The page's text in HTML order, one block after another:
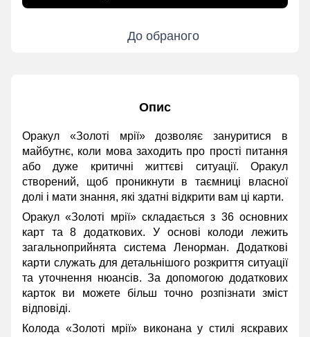
До обраного
Опис
Оракул «Золоті мрії» дозволяє зануритися в
майбутнє, коли мова заходить про прості питання
або дуже критичні життєві ситуації. Оракул
створений, щоб проникнути в таємниці власної
долі і мати знання, які здатні відкрити вам ці карти.
Оракул «Золоті мрії» складається з 36 основних
карт та 8 додаткових. У основі колоди лежить
загальноприйнята система Ленорман. Додаткові
карти служать для детальнішого розкриття ситуації
та уточнення нюансів. За допомогою додаткових
карток ви можете більш точно розпізнати зміст
відповіді.
Колода «Золоті мрії» виконана у стилі яскравих